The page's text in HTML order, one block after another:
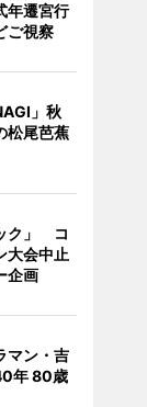
遷宮行
ご視察
」秋
尾芭蕉
ク」 コ
大会中止
企画
マン・吉
年 80歳